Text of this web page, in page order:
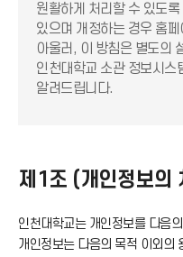
원활하게 처리할 수 있도
있으며 개정하는 경우 홈
아울러, 이 방침은 별도의
인천대학교 소관 정보시스
알려드립니다.
제1조 (개인정보의
인천대학교는 개인정보를 다음
개인정보는 다음의 목적 이외의